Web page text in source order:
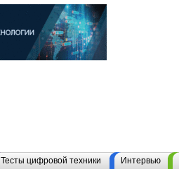
Тесты цифровой техники Интервью